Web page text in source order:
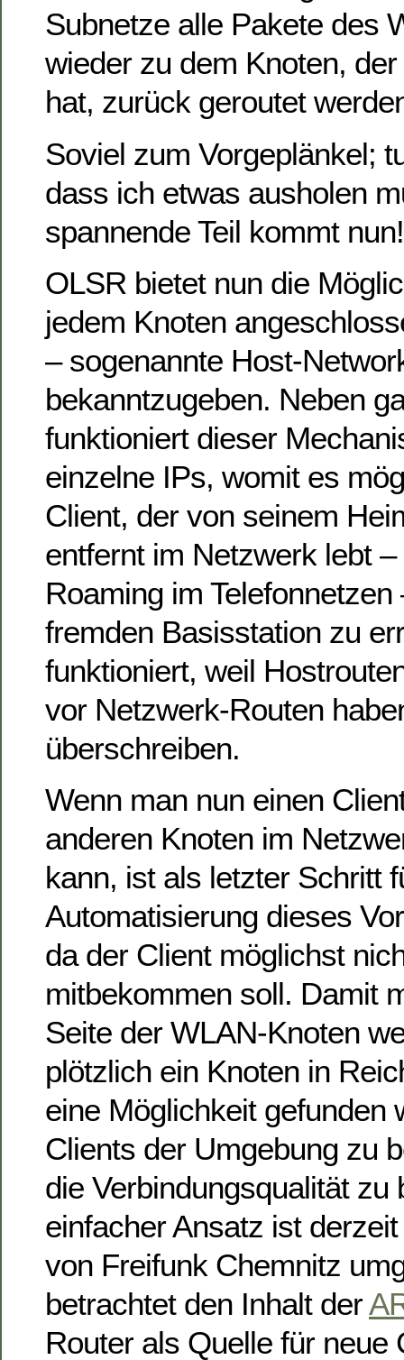
Subnetze alle Pakete des
wieder zu dem Knoten,
hat, zurück geroutet
Soviel zum Vorgeplänkel;
dass ich etwas ausholen
spannende Teil kommt nun!
OLSR bietet nun die
jedem Knoten
– sogenannte Host-
bekanntzugeben. Neben
funktioniert dieser
einzelne IPs, womit es
Client, der von seinem
entfernt im Netzwerk lebt
Roaming im Telefonnetzen
fremden Basisstation zu
funktioniert, weil
vor Netzwerk-Routen
überschreiben.
Wenn man nun einen
anderen Knoten im
kann, ist als letzter Schritt
Automatisierung dieses
da der Client möglichst
mitbekommen soll. Damit
Seite der WLAN-Knoten
plötzlich ein Knoten in
eine Möglichkeit gefunden
Clients der Umgebung zu
die Verbindungsqualität zu
einfacher Ansatz ist
von Freifunk Chemnitz
betrachtet den Inhalt der
Router als Quelle für neue